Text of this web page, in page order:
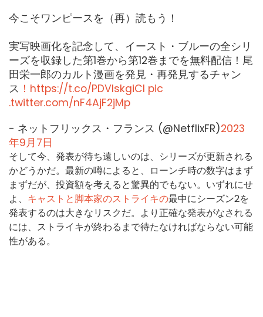
今こそワンピースを（再）読もう！
実写映画化を記念して、イースト・ブルーの全シリ
ーズを収録した第1巻から第12巻までを無料配信！尾
田栄一郎のカルト漫画を発見・再発見するチャン
ス ！https://t.co/PDVlskgiCl pic
.twitter.com/nF4AjF2jMp
- ネットフリックス・フランス (@NetflixFR)2023
年9月7日
そして今、発表が待ち遠しいのは、シリーズが更新される
かどうかだ。最新の噂によると、ローンチ時の数字はまず
まずだが、投資額を考えると驚異的でもない。いずれにせ
よ、 キャストと脚本家のストライキの最中にシーズン2を
発表するのは大きなリスクだ。より正確な発表がなされる
には、ストライキが終わるまで待たなければならない可能
性がある。